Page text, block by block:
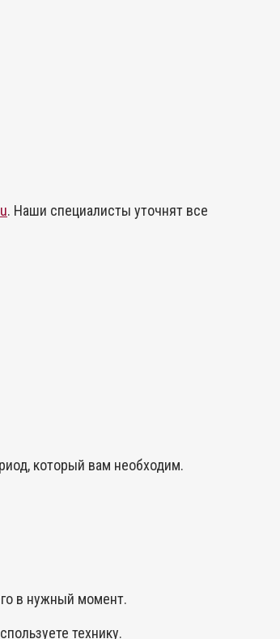
. Наши специалисты уточнят все
который вам необходим.
в нужный момент.
технику.